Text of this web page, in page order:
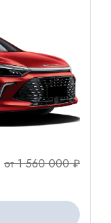
от 1 560 000 ₽